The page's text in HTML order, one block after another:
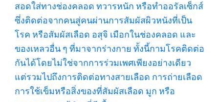
สอดใส่ทางช่องคลอด ทวารหนัก หรือทำออรัลเซ็กส์
ซึ่งติดต่อจากคนสู่คนผ่านการสัมผัสผิวหนังที่เป็น
โรค หรือสัมผัสเลือด อสุจิ เมือกในช่องคลอด และ
ของเหลวอื่น ๆ ที่มาจากร่างกาย ทั้งนี้กามโรคติดต่อ
กันได้โดยไม่ใช่จากการร่วมเพศเพียงอย่างเดียว
แต่รวมไปถึงการติดต่อทางสายเลือด การถ่ายเลือด
การใช้เข็มหรือสิ่งของที่สัมผัสเลือด มูก หรือ